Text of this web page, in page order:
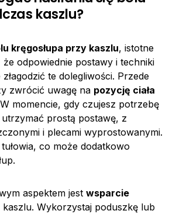
kaszlu?
kręgosłupa przy kaszlu, istotne
odpowiednie postawy i techniki
te dolegliwości. Przede
zwrócić uwagę na pozycję ciała
momencie, gdy czujesz potrzebę
prostą postawę, z
i plecami wyprostowanymi.
co może dodatkowo
aspektem jest wsparcie
kaszlu. Wykorzystaj poduszkę lub